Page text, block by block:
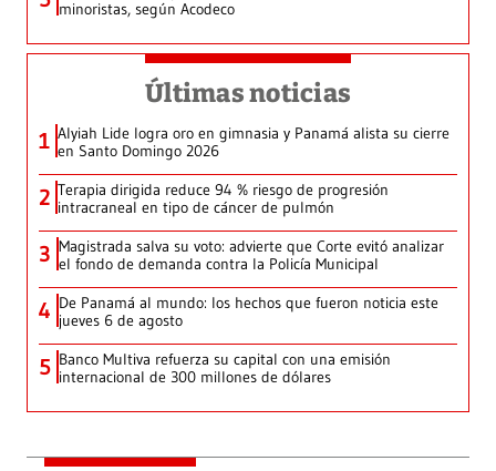
minoristas, según Acodeco
Últimas noticias
1 Alyiah Lide logra oro en gimnasia y Panamá alista su cierre
en Santo Domingo 2026
2 Terapia dirigida reduce 94 % riesgo de progresión
intracraneal en tipo de cáncer de pulmón
3 Magistrada salva su voto: advierte que Corte evitó analizar
el fondo de demanda contra la Policía Municipal
4 De Panamá al mundo: los hechos que fueron noticia este
jueves 6 de agosto
5 Banco Multiva refuerza su capital con una emisión
internacional de 300 millones de dólares